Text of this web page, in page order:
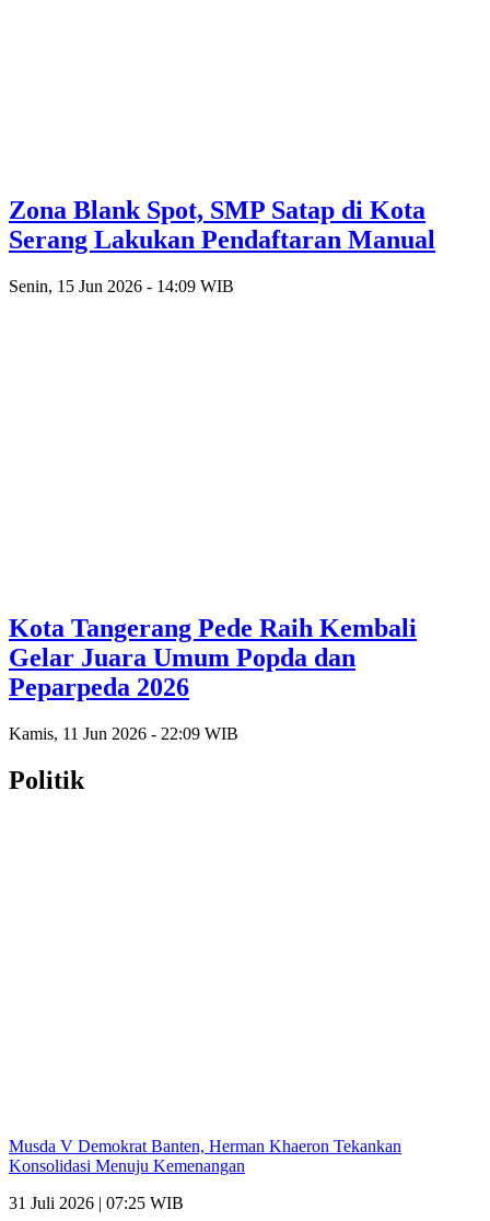
Zona Blank Spot, SMP Satap di Kota
Serang Lakukan Pendaftaran Manual
Senin, 15 Jun 2026 - 14:09 WIB
Kota Tangerang Pede Raih Kembali
Gelar Juara Umum Popda dan
Peparpeda 2026
Kamis, 11 Jun 2026 - 22:09 WIB
Politik
Musda V Demokrat Banten, Herman Khaeron Tekankan
Konsolidasi Menuju Kemenangan
31 Juli 2026 | 07:25 WIB